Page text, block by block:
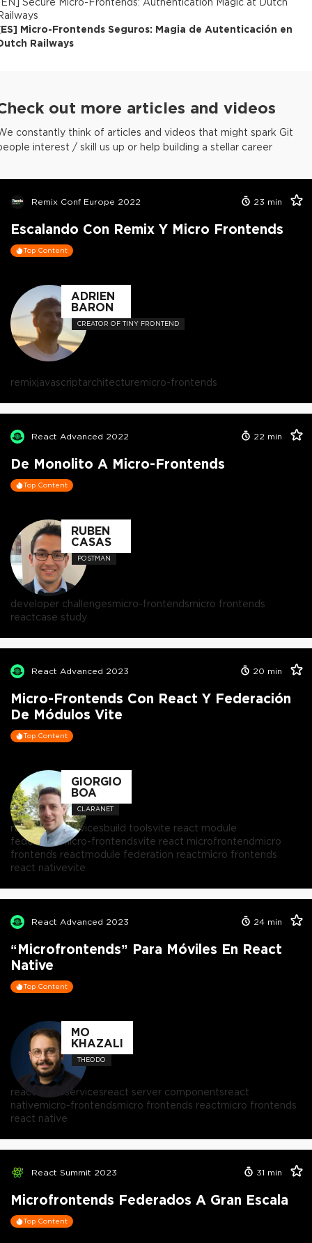
ES] Micro-Frontends Seguros: Magia de Autenticación en
Railways
out more articles and videos
constantly think of articles and videos that might spark Git
interest / skill us up or help building a stellar career
Remix Conf Europe 2022 23 min
Escalando Con Remix Y Micro Frontends
Top Content
ADRIEN
BARON
CREATOR OF TINY FRONTEND
remixjavascriptarchitecturemicro-frontends
React Advanced 2022 22 min
De Monolito A Micro-Frontends
Top Content
RUBEN
CASAS
POSTMAN
developer challengesmicro-frontendsmicro frontends
reactcase study
React Advanced 2023 20 min
Micro-Frontends Con React Y Federación
De Módulos Vite
Top Content
GIORGIO
BOA
CLARANET
react microservicesbuild toolsvite react module
federationmicro-frontendsvite react microfrontendmicro
frontends reactmodule federation reactmicro frontends
react nativevite
React Advanced 2023 24 min
“Microfrontends” Para Móviles En React
Native
Top Content
MO
KHAZALI
THEODO
react microservicesreact server componentsreact
nativemicro-frontendsmicro frontends reactmicro frontends
react native
React Summit 2023 31 min
Microfrontends Federados A Gran Escala
Top Content